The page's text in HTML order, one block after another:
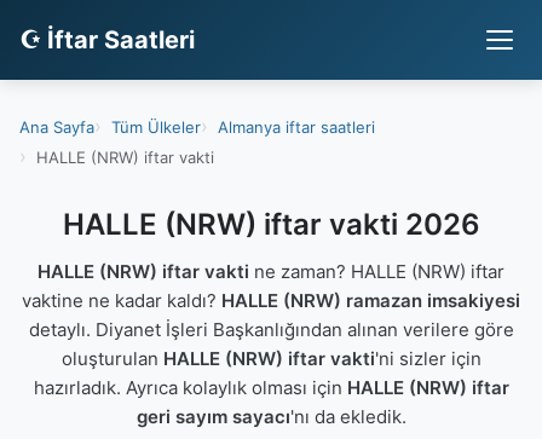
☪ İftar Saatleri
Ana Sayfa Tüm Ülkeler
Almanya iftar saatleri
HALLE (NRW) iftar vakti
HALLE (NRW) iftar vakti 2026
HALLE (NRW) iftar vakti ne zaman? HALLE (NRW) iftar
vaktine ne kadar kaldı? HALLE (NRW) ramazan imsakiyesi
detaylı. Diyanet İşleri Başkanlığından alınan verilere göre
oluşturulan HALLE (NRW) iftar vakti'ni sizler için
hazırladık. Ayrıca kolaylık olması için HALLE (NRW) iftar
geri sayım sayacı'nı da ekledik.